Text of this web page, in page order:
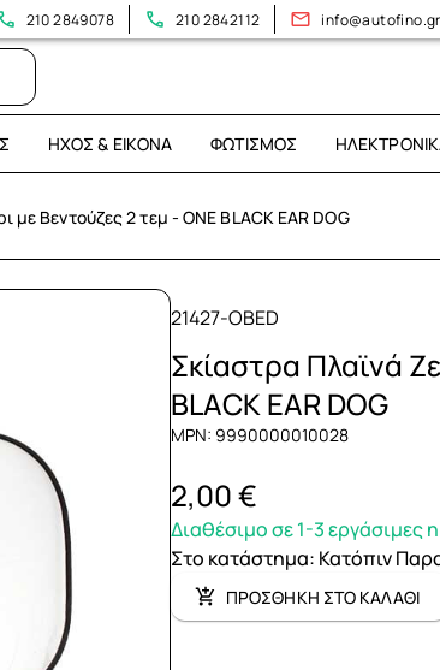
210 2849078 210 2842112 info@autofino.gr
ΉΧΟΣ & ΕΙΚΌΝΑ ΦΩΤΙΣΜΌΣ
με Βεντούζες 2 τεμ - ONE BLACK EAR DOG
21427-OBED
Σκίαστρα Πλαϊνά
BLACK EAR DOG
MPN: 9990000010028
2,00 €
Διαθέσιμο σε 1-3 εργάσιμες
Στο κατάστημα: Κατόπιν
ΠΡΟΣΘΗΚΗ ΣΤΟ ΚΑΛΑΘΙ